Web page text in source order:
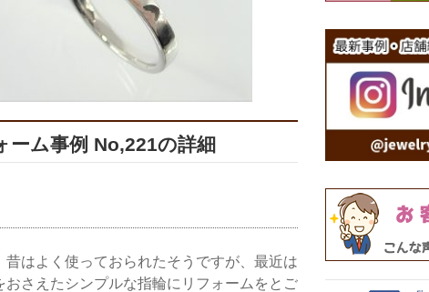
ーム事例 No,221の詳細
はよく使っておられたそうですが、最近は
さえたシンプルな指輪にリフォームをとご